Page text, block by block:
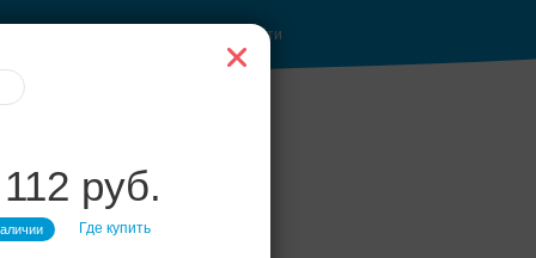
руб.
Где купить
Войти